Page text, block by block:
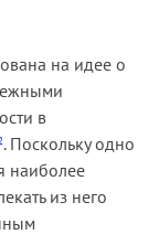
на идее о
в
. Поскольку одно
наиболее
из него